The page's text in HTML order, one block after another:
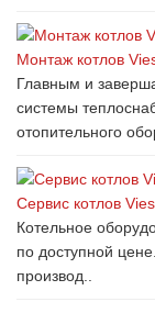
Монтаж котлов
Главным и
системы
отопительного
Сервис котлов
Котельное
по доступной
производ..